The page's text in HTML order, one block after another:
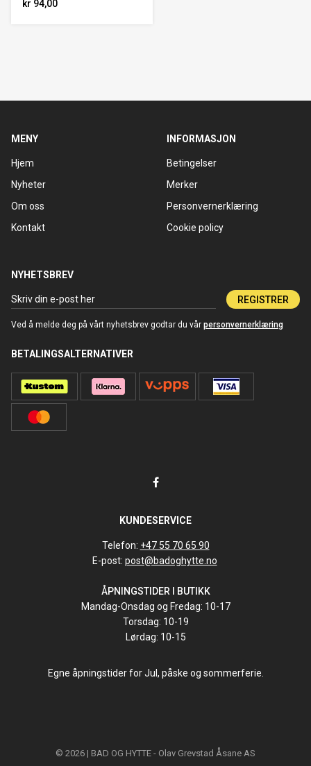
kr 94,00
MENY
Hjem
Nyheter
Om oss
Kontakt
INFORMASJON
Betingelser
Merker
Personvernerklæring
Cookie policy
NYHETSBREV
REGISTRER
Ved å melde deg på vårt nyhetsbrev godtar du vår personvernerklæring
BETALINGSALTERNATIVER
KUNDESERVICE
Telefon: +47 55 70 65 90
E-post: post@badoghytte.no
ÅPNINGSTIDER I BUTIKK
Mandag-Onsdag og Fredag: 10-17
Torsdag: 10-19
Lørdag: 10-15
Egne åpningstider for Jul, påske og sommerferie.
© 2026 | BAD OG HYTTE - Olav Grevstad Åsane AS